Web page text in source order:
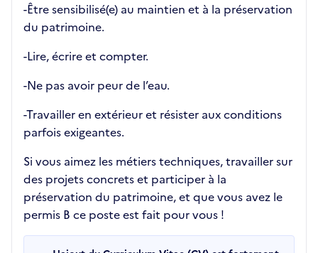
-Être sensibilisé(e) au maintien et à la préservation
du patrimoine.
-Lire, écrire et compter.
-Ne pas avoir peur de l’eau.
-Travailler en extérieur et résister aux conditions
parfois exigeantes.
Si vous aimez les métiers techniques, travailler sur
des projets concrets et participer à la
préservation du patrimoine, et que vous avez le
permis B ce poste est fait pour vous !